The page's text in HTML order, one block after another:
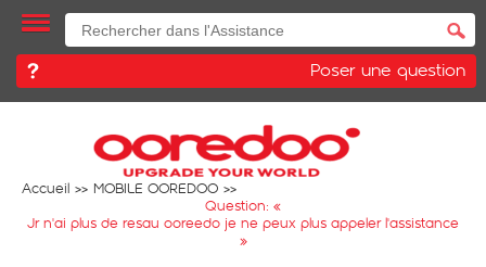
Poser une question
Accueil
MOBILE OOREDOO
Question: «
Jr n'ai plus de resau ooreedo je ne peux plus appeler l'assistance
»